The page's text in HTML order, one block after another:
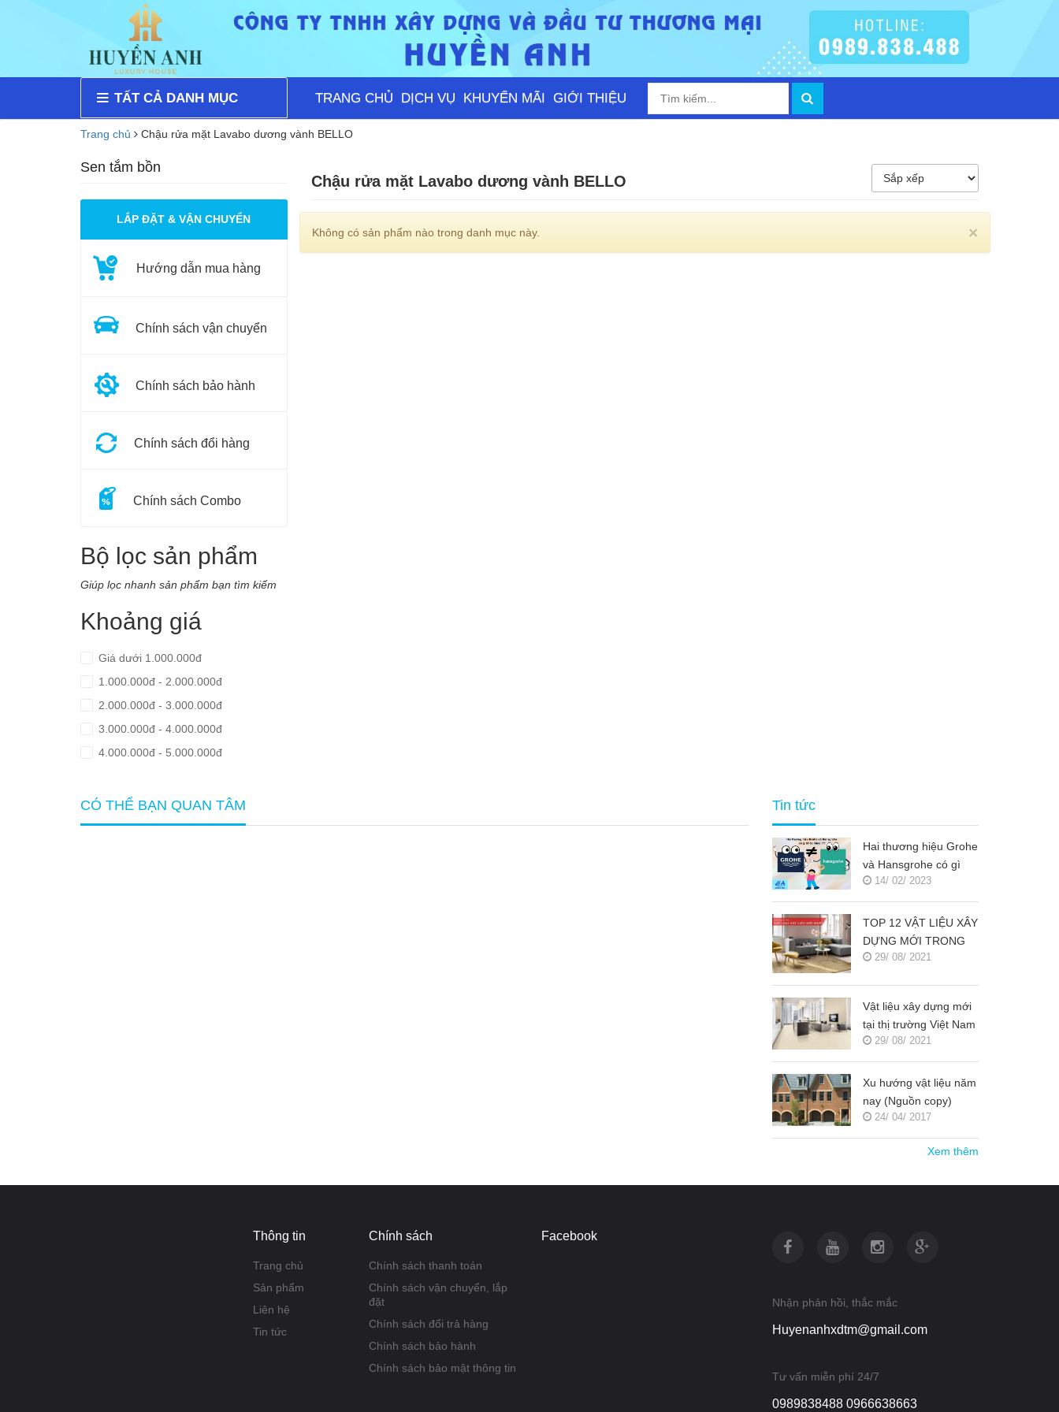
TẤT CẢ DANH MỤC TRANG CHỦ DỊCH VỤ KHUYẾN MÃI GIỚI THIỆU
Trang chủ Chậu rửa mặt Lavabo dương vành BELLO
Sen tắm bồn
LẮP ĐẶT & VẬN CHUYỂN
Hướng dẫn mua hàng
Chính sách vận chuyển
Chính sách bảo hành
Chính sách đổi hàng
Chính sách Combo
Bộ lọc sản phẩm
Giúp lọc nhanh sản phẩm bạn tìm kiếm
Khoảng giá
Giá dưới 1.000.000đ
1.000.000đ - 2.000.000đ
2.000.000đ - 3.000.000đ
3.000.000đ - 4.000.000đ
4.000.000đ - 5.000.000đ
Giá trên 8.000.000đ
Chậu rửa mặt Lavabo dương vành BELLO
×
Không có sản phẩm nào trong danh mục này.
CÓ THỂ BẠN QUAN TÂM Tin tức
Hai thương hiệu Grohe
và Hansgrohe có gì
khác nhau ???
14/ 02/ 2023
TOP 12 VẬT LIỆU XÂY
DỰNG MỚI TRONG
KIẾN TRÚC 2021-
29/ 08/ 2021
Vật liệu xây dựng mới
tại thị trường Việt Nam
(Nguồn copy)
29/ 08/ 2021
Xu hướng vật liệu năm
nay (Nguồn copy)
24/ 04/ 2017
Xem thêm
Thông tin
Trang chủ
Sản phẩm
Liên hệ
Tin tức
Chính sách
Chính sách thanh toán
Chính sách vận chuyển, lắp
đặt
Chính sách đổi trả hàng
Chính sách bảo hành
Chính sách bảo mật thông tin
Facebook
Nhận phản hồi, thắc mắc
Huyenanhxdtm@gmail.com
Tư vấn miễn phí 24/7
0989838488 0966638663